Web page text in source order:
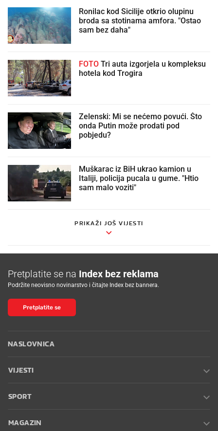
Ronilac kod Sicilije otkrio olupinu
broda sa stotinama amfora. "Ostao
sam bez daha"
FOTO
hotela kod Trogira
Zelenski: Mi se nećemo povući. Što
onda Putin može prodati pod
pobjedu?
Muškarac iz BiH ukrao kamion u
Italiji, policija pucala u gume. "Htio
sam malo voziti"
PRIKAŽI JOŠ VIJESTI
Pretplatite se na Index bez reklama
Podržite neovisno novinarstvo i čitajte Index bez bannera.
Pretplatite se
NASLOVNICA
VIJESTI
SPORT
MAGAZIN